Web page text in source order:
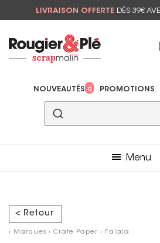
LIVRAISON OFFERTE DÈS 39€
NOUVEAUTÉS 0 PROMOTIONS
Menu
< Retour
› Marques › Crate Paper › Falala